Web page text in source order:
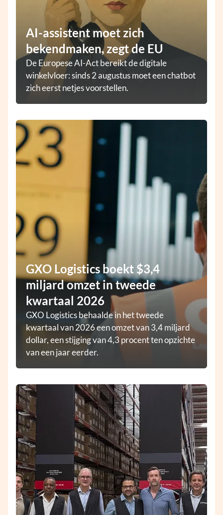
AI-assistent moet zich
bekendmaken, zegt de EU
De Europese AI-Act bereikt de digitale
winkelvloer: sinds 2 augustus moet een chatbot
zich eerst netjes voorstellen.
GXO Logistics boekt $3,4
miljard omzet in tweede
kwartaal 2026
GXO Logistics behaalde in het tweede
kwartaal van 2026 een omzet van 3,4 miljard
dollar, een stijging van 4,3 procent ten opzichte
van een jaar eerder.